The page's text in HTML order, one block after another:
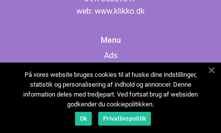
web: www.klikko.dk
Menu
Ads
Cookies
Contact
Sitemap
På vores website bruges cookies til at huske dine indstillinger,
statistik og personalisering af indhold og annoncer. Denne
information deles med tredjepart. Ved fortsat brug af websiden
godkender du cookiepolitikken.
Ok Privatlivspolitik